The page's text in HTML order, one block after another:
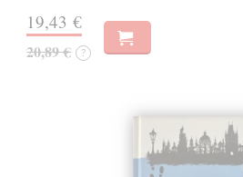
19,43 €
20,89 € ?